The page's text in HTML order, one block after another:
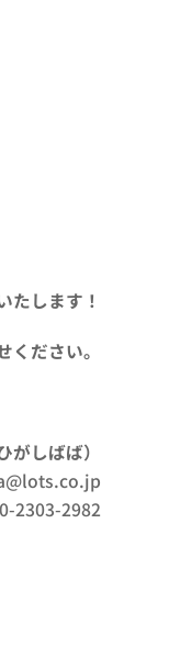
たします！
ください。
しばば）
2303-2982